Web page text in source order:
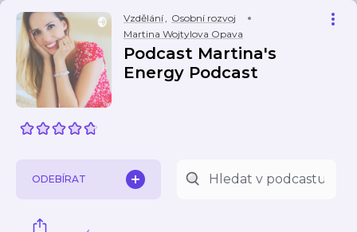
Vzdělání, Osobní rozvoj
Martina Wojtylova Opava
Podcast Martina's
Energy Podcast
ODEBÍRAT